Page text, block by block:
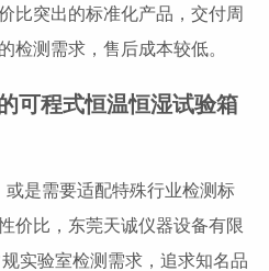
比突出的标准化产品，交付周
检测需求，售后成本较低。
可程式恒温恒湿试验箱
是需要适配特殊行业检测标
价比，东莞天诚仪器设备有限
实验室检测需求，追求知名品